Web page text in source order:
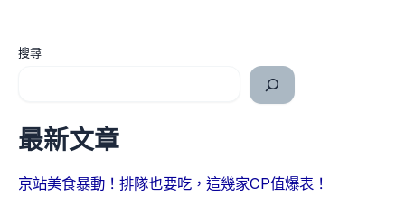
搜尋
最新文章
京站美食暴動！排隊也要吃，這幾家CP值爆表！